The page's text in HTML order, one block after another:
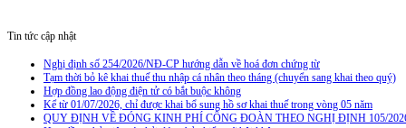
Tin tức cập nhật
Nghị định số 254/2026/NĐ-CP hướng dẫn về hoá đơn chứng từ
Tạm thời bỏ kê khai thuế thu nhập cá nhân theo tháng (chuyển sang khai theo quý)
Hợp đồng lao động điện tử có bắt buộc không
Kể từ 01/07/2026, chỉ được khai bổ sung hồ sơ khai thuế trong vòng 05 năm
QUY ĐỊNH VỀ ĐÓNG KINH PHÍ CÔNG ĐOÀN THEO NGHỊ ĐỊNH 105/